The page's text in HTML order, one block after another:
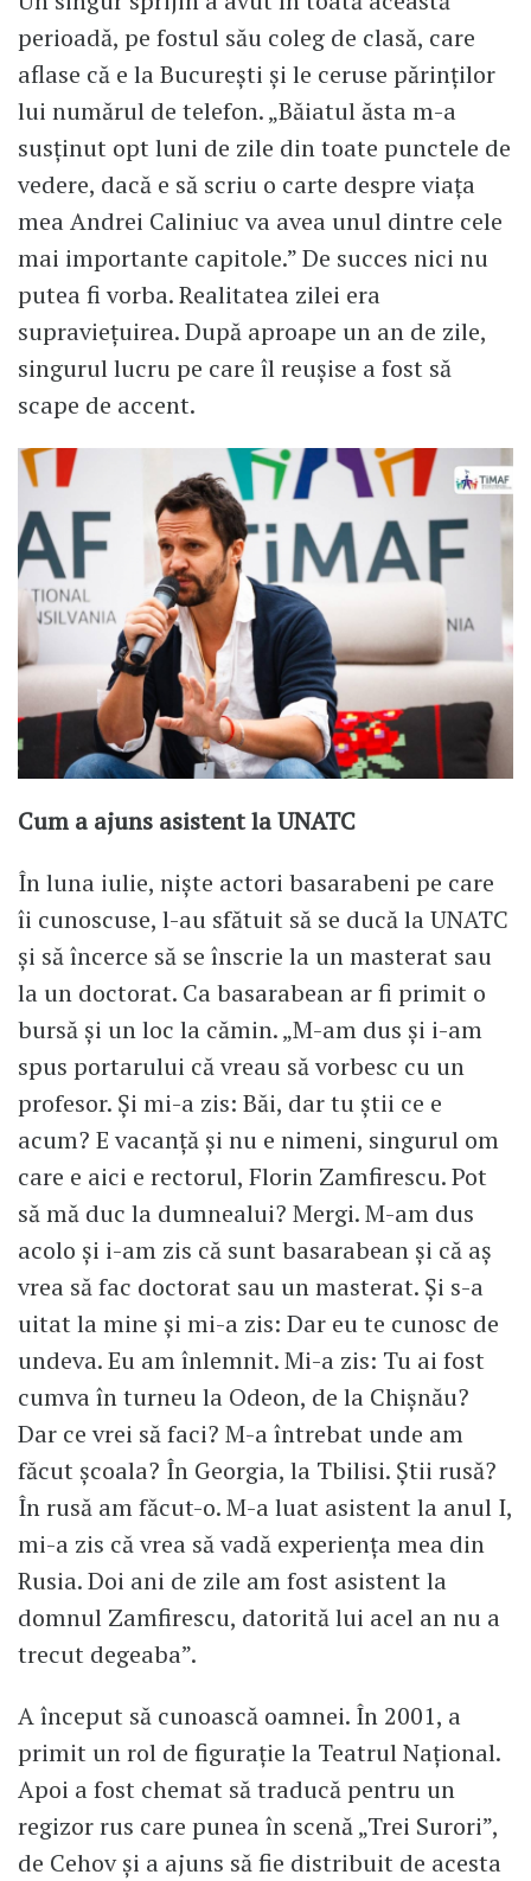
perioadă, pe fostul său coleg de clasă, care
aflase că e la București și le ceruse părinților
lui numărul de telefon. „Băiatul ăsta m-a
susținut opt luni de zile din toate punctele de
vedere, dacă e să scriu o carte despre viața
mea Andrei Caliniuc va avea unul dintre cele
mai importante capitole.” De succes nici nu
putea fi vorba. Realitatea zilei era
supraviețuirea. După aproape un an de zile,
singurul lucru pe care îl reușise a fost să
scape de accent.
Cum a ajuns asistent la UNATC
În luna iulie, niște actori basarabeni pe care
îi cunoscuse, l-au sfătuit să se ducă la UNATC
și să încerce să se înscrie la un masterat sau
la un doctorat. Ca basarabean ar fi primit o
bursă și un loc la cămin. „M-am dus și i-am
spus portarului că vreau să vorbesc cu un
profesor. Și mi-a zis: Băi, dar tu știi ce e
acum? E vacanță și nu e nimeni, singurul om
care e aici e rectorul, Florin Zamfirescu. Pot
să mă duc la dumnealui? Mergi. M-am dus
acolo și i-am zis că sunt basarabean și că aș
vrea să fac doctorat sau un masterat. Și s-a
uitat la mine și mi-a zis: Dar eu te cunosc de
undeva. Eu am înlemnit. Mi-a zis: Tu ai fost
cumva în turneu la Odeon, de la Chișnău?
Dar ce vrei să faci? M-a întrebat unde am
făcut școala? În Georgia, la Tbilisi. Știi rusă?
În rusă am făcut-o. M-a luat asistent la anul I,
mi-a zis că vrea să vadă experiența mea din
Rusia. Doi ani de zile am fost asistent la
domnul Zamfirescu, datorită lui acel an nu a
trecut degeaba”.
A început să cunoască oamnei. În 2001, a
primit un rol de figurație la Teatrul Național.
Apoi a fost chemat să traducă pentru un
regizor rus care punea în scenă „Trei Surori”,
de Cehov și a ajuns să fie distribuit de acesta